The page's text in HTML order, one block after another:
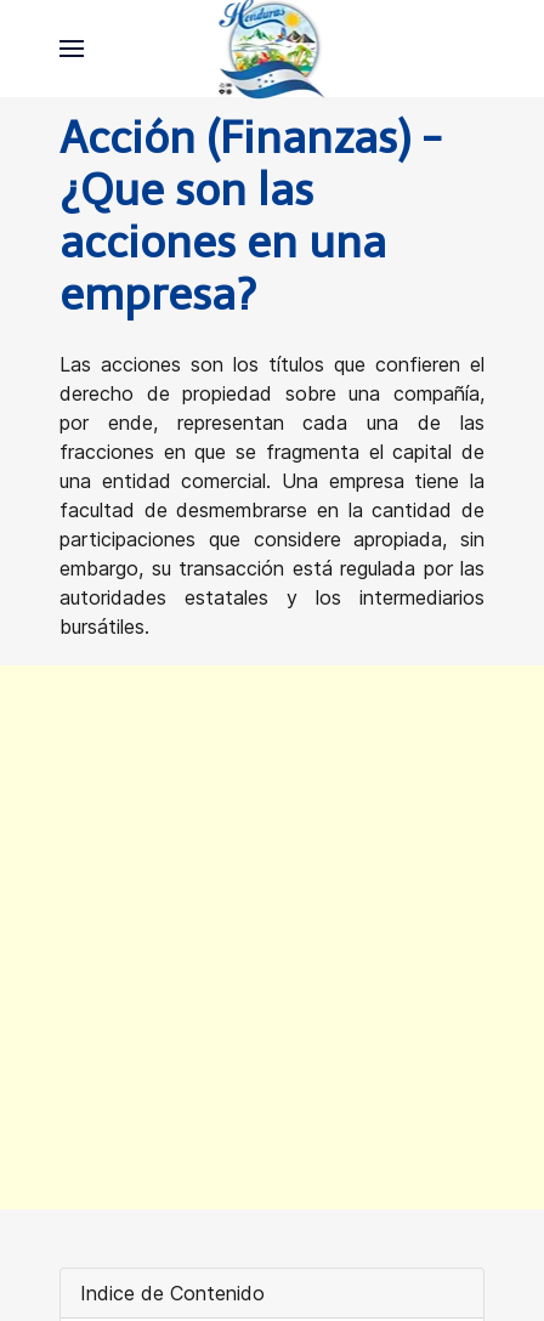
Acción (Finanzas) -
¿Que son las
acciones en una
empresa?
Las acciones son los títulos que confieren el
derecho de propiedad sobre una compañía,
por ende, representan cada una de las
fracciones en que se fragmenta el capital de
una entidad comercial. Una empresa tiene la
facultad de desmembrarse en la cantidad de
participaciones que considere apropiada, sin
embargo, su transacción está regulada por las
autoridades estatales y los intermediarios
bursátiles.
Indice de Contenido